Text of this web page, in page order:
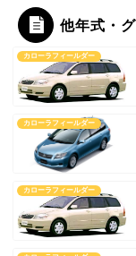
他年式・
カローラフィールダー
カローラフィールダー
カローラフィールダー